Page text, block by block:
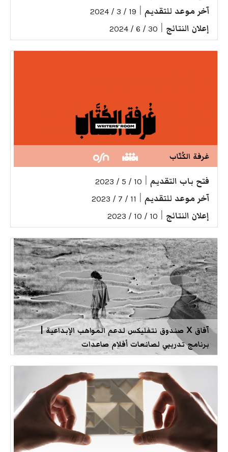
آخر موعد للتقديم 19 / 3 / 2024
إعلان النتائج 30 / 6 / 2024
غرفة الكُتّاب
فتح باب التقديم 10 / 5 / 2023
آخر موعد للتقديم 11 / 7 / 2023
إعلان النتائج 10 / 10 / 2023
آفاق X صندوق نتفليكس لدعم المواهب الإبداعية |
برنامج تدريبي لصانعات أفلام صاعدات